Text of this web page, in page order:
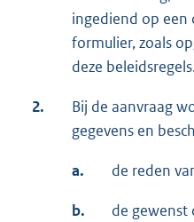
ingediend op een
formulier, zoals
deze
2.
Bij de aanvraag
gegevens en
a. de reden
b. de